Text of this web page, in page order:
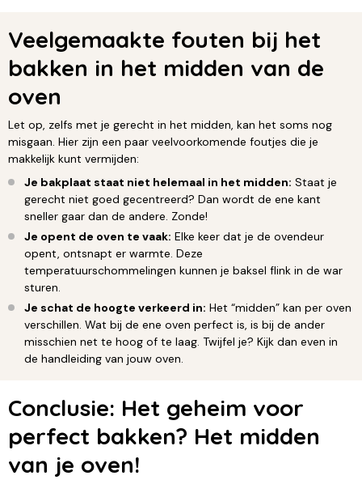
Veelgemaakte fouten bij het
bakken in het midden van de
oven
Let op, zelfs met je gerecht in het midden, kan het soms nog
misgaan. Hier zijn een paar veelvoorkomende foutjes die je
makkelijk kunt vermijden:
Je bakplaat staat niet helemaal in het midden: Staat je
gerecht niet goed gecentreerd? Dan wordt de ene kant
sneller gaar dan de andere. Zonde!
Je opent de oven te vaak: Elke keer dat je de ovendeur
opent, ontsnapt er warmte. Deze
temperatuurschommelingen kunnen je baksel flink in de war
sturen.
Je schat de hoogte verkeerd in: Het “midden” kan per oven
verschillen. Wat bij de ene oven perfect is, is bij de ander
misschien net te hoog of te laag. Twijfel je? Kijk dan even in
de handleiding van jouw oven.
Conclusie: Het geheim voor
perfect bakken? Het midden
van je oven!